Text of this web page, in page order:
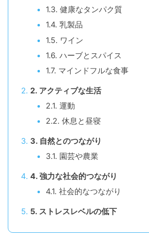
1.3. 健康なタンパク質
1.4. 乳製品
1.5. ワイン
1.6. ハーブとスパイス
1.7. マインドフルな食事
2. アクティブな生活
2.1. 運動
2.2. 休息と昼寝
3. 自然とのつながり
3.1. 園芸や農業
4. 強力な社会的つながり
4.1. 社会的なつながり
5. ストレスレベルの低下